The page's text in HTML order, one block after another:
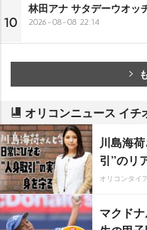
10
林田アナ サタデーウオッ
2026-08-08 22:14
オリコンニュース イチ
川島海
引”のリ
オリコンタイ
マクド